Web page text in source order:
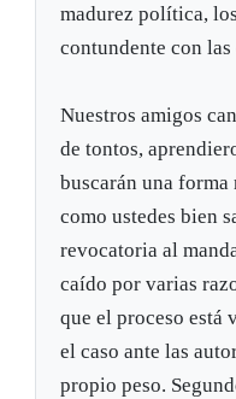
madurez política,
contundente con
Nuestros amigos
de tontos,
buscarán una forma
como ustedes bien
revocatoria al
caído por varias
que el proceso está
el caso ante las
propio peso.